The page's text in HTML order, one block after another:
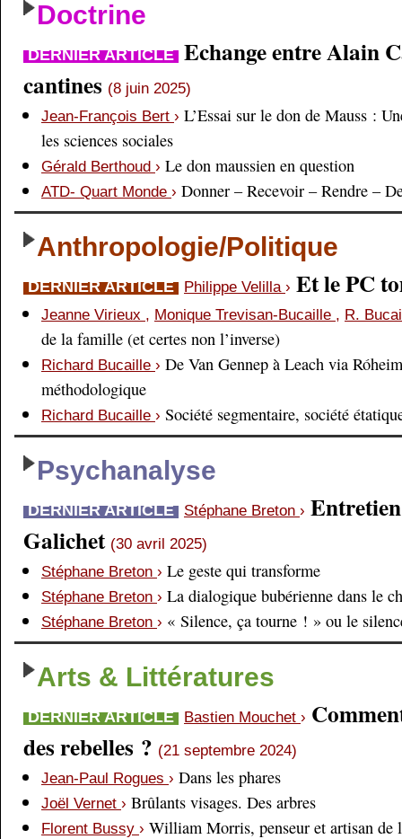
Doctrine
DERNIER ARTICLE Echange entre Alain
cantines (8 juin 2025)
Jean-François Bert › L’Essai sur le don de Mauss :
les sciences sociales
Gérald Berthoud › Le don maussien en question
ATD- Quart Monde › Donner – Recevoir – Rendre –
Anthropologie/Politique
DERNIER ARTICLE Philippe Velilla › Et le PC
Jeanne Virieux , Monique Trevisan-Bucaille , R.
de la famille (et certes non l’inverse)
Richard Bucaille › De Van Gennep à Leach via
méthodologique
Richard Bucaille › Société segmentaire, société
Psychanalyse
DERNIER ARTICLE Stéphane Breton ›
Galichet (30 avril 2025)
Stéphane Breton › Le geste qui transforme
Stéphane Breton › La dialogique bubérienne dans le
Stéphane Breton › « Silence, ça tourne ! » ou le
Arts & Littératures
DERNIER ARTICLE Bastien Mouchet ›
des rebelles ? (21 septembre 2024)
Jean-Paul Rogues › Dans les phares
Joël Vernet › Brûlants visages. Des arbres
Florent Bussy › William Morris, penseur et artisan de